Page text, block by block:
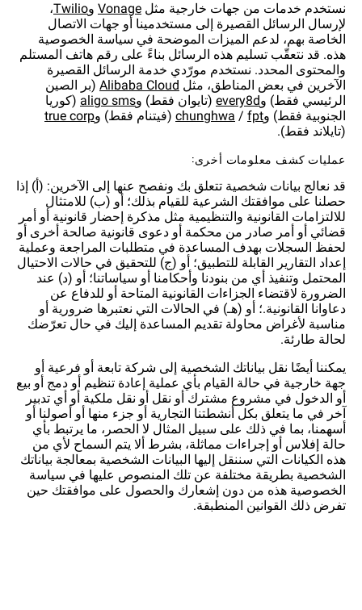
نستخدم خدمات من جهات خارجية مثل
و
،
لإرسال الرسائل القصيرة إلى مستخدمينا أو جهات الاتصال
الخاصة بهم، لدعم الميزات الموضحة في سياسة الخصوصية
هذه. قد نتعقّب تسليم هذه الرسائل بناءً على رقم هاتف المستلم
والمحتوى المحدد. نستخدم مورّدي خدمة الرسائل القصيرة
الآخرين في بعض المناطق، مثل
(بر الصين
الرئيسي فقط) و
(تايوان فقط) و
(كوريا
الجنوبية فقط) و
/ (فيتنام فقط) و
(تايلاند فقط).
عمليات كشف معلومات أخرى:
قد نعالج بيانات شخصية تتعلق بك ونفصح عنها إلى الآخرين: (أ) إذا
حصلنا على موافقتك الشرعية للقيام بذلك؛ أو (ب) للامتثال
للالتزامات القانونية والتنظيمية مثل مذكرة إحضار قانونية أو أمر
قضائي أو أمر صادر من محكمة أو دعوى قانونية صالحة أخرى أو
لحفظ السجلات بهدف المساعدة في متطلبات المراجعة وعملية
إعداد التقارير القابلة للتطبيق؛ أو (ج) للتحقيق في حالات الاحتيال
المحتمل وتنفيذ أي من بنودنا وأحكامنا أو سياساتنا؛ أو (د) عند
الضرورة لاقتضاء الجزاءات القانونية المتاحة أو للدفاع عن
دعاوانا القانونية.؛ أو (هـ) في الحالات التي نعتبرها ضرورية أو
مناسبة لأغراض محاولة تقديم المساعدة إليك في حال تعرّضك
لحالة طارئة.
يمكننا أيضًا نقل بياناتك الشخصية إلى شركة تابعة أو فرعية أو
جهة خارجية في حالة القيام بأي عملية إعادة تنظيم أو دمج أو بيع
أو الدخول في مشروع مشترك أو نقل أو نقل ملكية أو أي تدبير
آخر في ما يتعلق بكل أنشطتنا التجارية أو جزء منها أو أصولنا أو
أسهمنا، بما في ذلك على سبيل المثال لا الحصر، ما يرتبط بأي
حالة إفلاس أو إجراءات مماثلة، بشرط ألا يتم السماح لأي من
هذه الكيانات التي سننقل إليها البيانات الشخصية بمعالجة بياناتك
الشخصية بطريقة مختلفة عن تلك المنصوص عليها في سياسة
الخصوصية هذه من دون إشعارك والحصول على موافقتك حين
تفرض ذلك القوانين المنطبقة.